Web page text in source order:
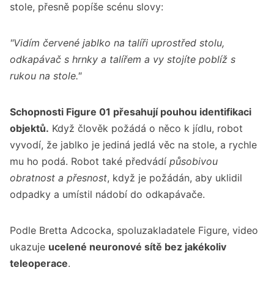
stole, přesně popíše scénu slovy:
"Vidím červené jablko na talíři uprostřed stolu,
odkapávač s hrnky a talířem a vy stojíte poblíž s
rukou na stole."
Schopnosti Figure 01 přesahují pouhou identifikaci
objektů. Když člověk požádá o něco k jídlu, robot
vyvodí, že jablko je jediná jedlá věc na stole, a rychle
mu ho podá. Robot také předvádí působivou
obratnost a přesnost, když je požádán, aby uklidil
odpadky a umístil nádobí do odkapávače.
Podle Bretta Adcocka, spoluzakladatele Figure, video
ukazuje ucelené neuronové sítě bez jakékoliv
teleoperace.